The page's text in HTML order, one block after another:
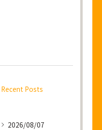
Recent Posts
2026/08/07